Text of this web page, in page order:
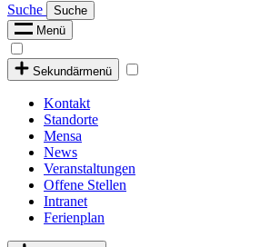
Suche
Suche
Menü
Sekundärmenü
Kontakt
Standorte
Mensa
News
Veranstaltungen
Offene Stellen
Intranet
Ferienplan